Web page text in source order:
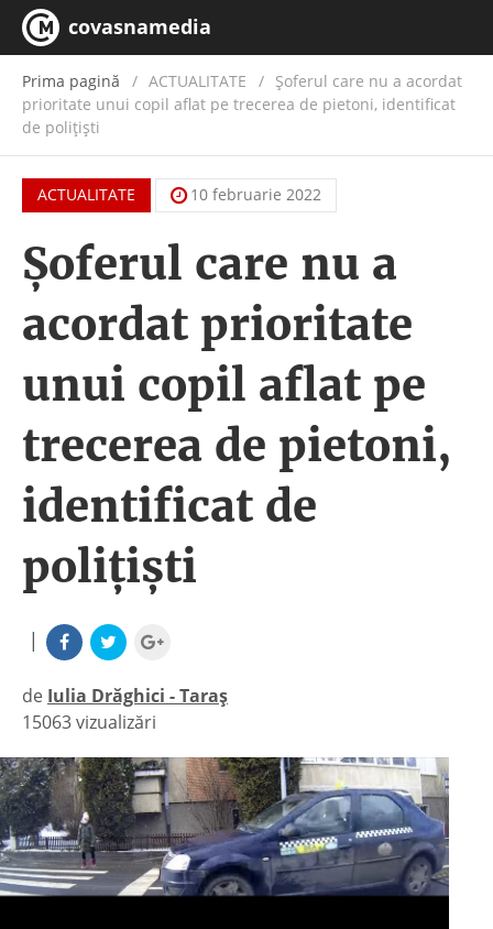
covasnamedia
Prima pagină ACTUALITATE / Șoferul care nu a acordat
prioritate unui copil aflat pe trecerea de pietoni, identificat
de polițiști
ACTUALITATE 10 februarie 2022
Șoferul care nu a
acordat prioritate
unui copil aflat pe
trecerea de pietoni,
identificat de
polițiști
|
de Iulia Drăghici - Taraș
|
15063 vizualizări